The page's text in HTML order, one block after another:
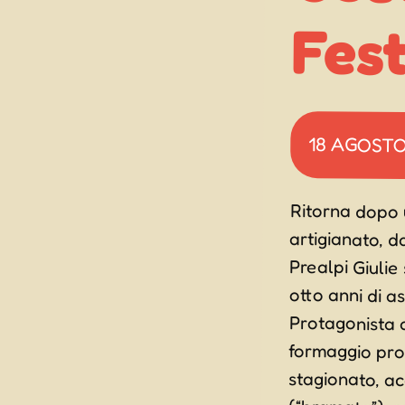
18
Ritorna dopo
artigianato,
Prealpi
otto anni di
Protagonista
formaggio
stagionato,
(“bramata”),
Quest’anno
precedenti
Food del
specialità
varie forme,
Resia. Tra le
secco della